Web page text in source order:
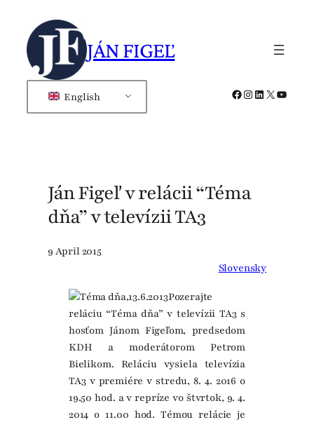
content
JÁN FIGEĽ
English Facebook
Instagram
LinkedIn
X
Ján Figeľ v relácii “Téma
dňa” v televízii TA3
9 April 2015
Slovensky
Pozerajte
reláciu “Téma dňa” v televízii TA3 s
hosťom Jánom Figeľom, predsedom
KDH a moderátorom Petrom
Bielikom. Reláciu vysiela televízia
TA3 v premiére v stredu, 8. 4. 2016 o
19.50 hod. a v repríze vo štvrtok, 9. 4.
2014 o 11.00 hod. Témou relácie je